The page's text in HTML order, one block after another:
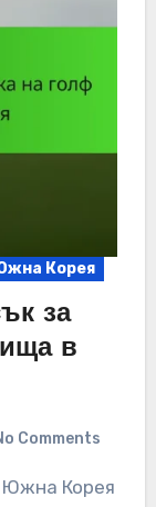
Корея
за
в
Comments